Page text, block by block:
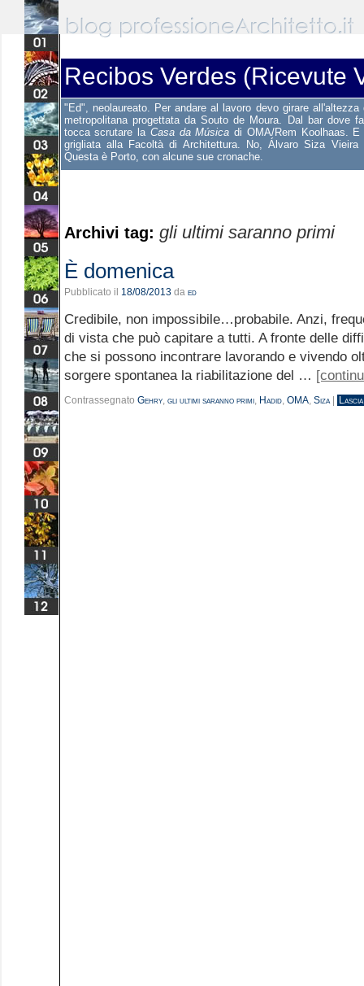
Recibos Verdes (Ricevute
Archivi tag: gli ultimi saranno primi
È domenica
Pubblicato il 18/08/2013 da ed
Credibile, non impossibile…probabile. Anzi,
di vista che può capitare a tutti. A fronte delle
che si possono incontrare lavorando e vivendo
sorgere spontanea la riabilitazione del …
Contrassegnato Gehry, gli ultimi saranno primi, Hadid, OMA, Siza
"Ed", neolaureato. Per andare al lavoro devo girare
metropolitana progettata da Souto de Moura. Dal bar dove
tocca scrutare la Casa da Música di OMA/Rem Koolhaas.
grigliata alla Facoltà di Architettura. No, Álvaro Siza
Questa è Porto, con alcune sue cronache.